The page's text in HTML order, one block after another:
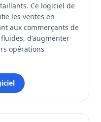
Ce logiciel de
les ventes en
aux commerçants de
d'augmenter
opérations